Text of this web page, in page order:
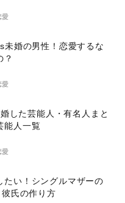
愛
未婚の男性！恋愛するな
？
愛
した芸能人・有名人まと
能人一覧
愛
たい！シングルマザーの
氏の作り方